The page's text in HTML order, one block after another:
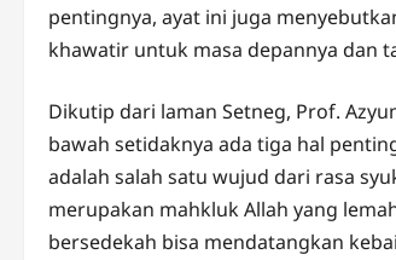
pentingnya, ayat ini juga
khawatir untuk masa depannya dan
Dikutip dari laman Setneg, Prof.
bawah setidaknya ada tiga hal
adalah salah satu wujud dari rasa
merupakan mahkluk Allah yang
bersedekah bisa mendatangkan